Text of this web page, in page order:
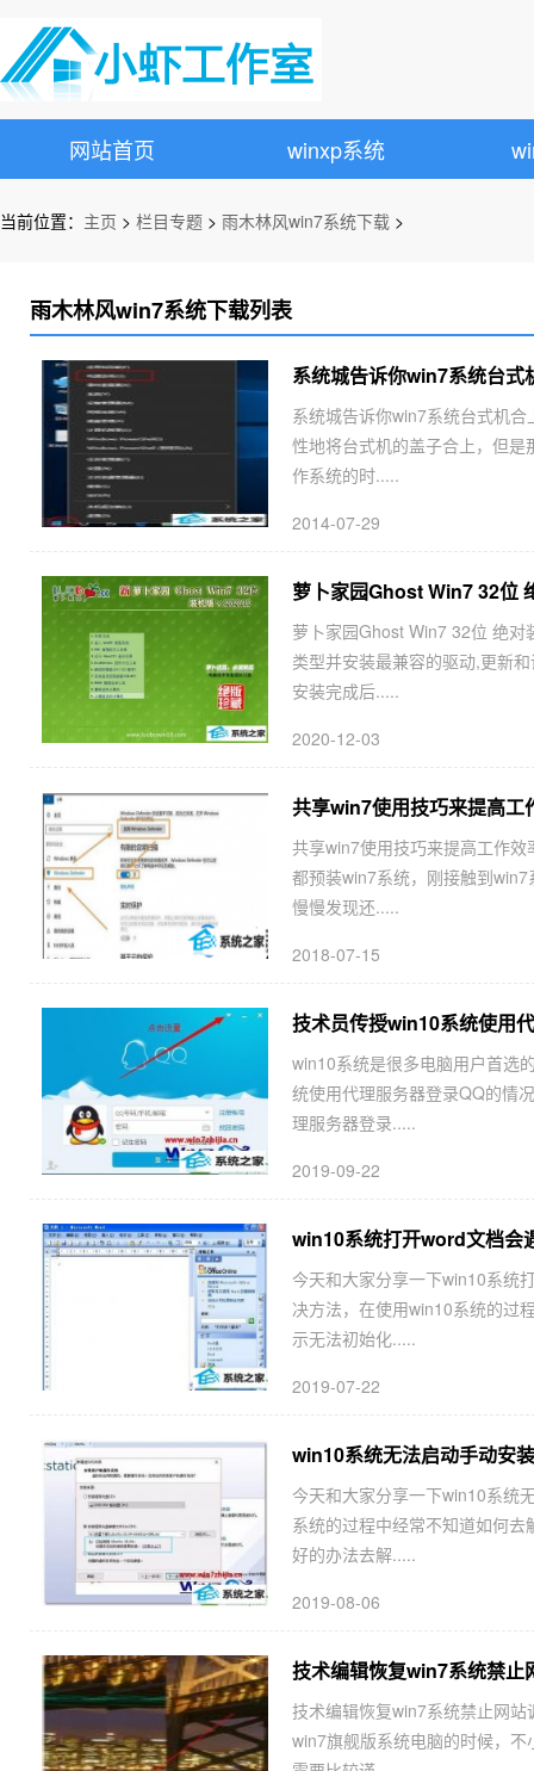
网站首页 winxp系统
当前位置： 主页 > 栏目专题 > 雨木林风win7系统下载 >
雨木林风win7系统下载列表
系统城告诉你win7系统台式
系统城告诉你win7系统台式机
性地将台式机的盖子合上，但
作系统的时.....
2014-07-29
萝卜家园Ghost Win7 32位
萝卜家园Ghost Win7 32位 绝
类型并安装最兼容的驱动,更新
安装完成后.....
2020-12-03
共享win7使用技巧来提高工
共享win7使用技巧来提高工作
都预装win7系统，刚接触到
慢慢发现还.....
2018-07-15
技术员传授win10系统使用
win10系统是很多电脑用户首选
统使用代理服务器登录QQ的情
理服务器登录.....
2019-09-22
win10系统打开word文档会
今天和大家分享一下win10系统
决方法，在使用win10系统的过
示无法初始化.....
2019-07-22
win10系统无法启动手动安
今天和大家分享一下win10系统
系统的过程中经常不知道如何
好的办法去解.....
2019-08-06
技术编辑恢复win7系统禁止
技术编辑恢复win7系统禁止网
win7旗舰版系统电脑的时候，